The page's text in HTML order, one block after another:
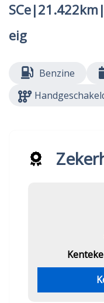
eig
Benzine